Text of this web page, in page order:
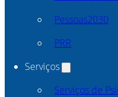
Pessoas2030
PRR
Serviços
Serviços de